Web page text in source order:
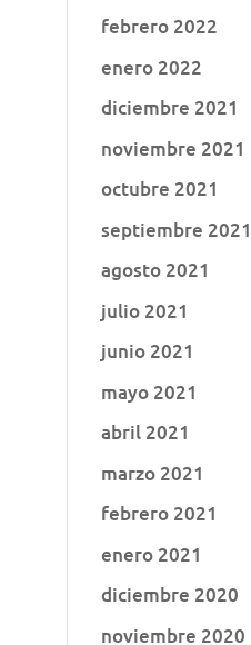
febrero 2022
enero 2022
diciembre 2021
noviembre 2021
octubre 2021
septiembre 2021
agosto 2021
julio 2021
junio 2021
mayo 2021
abril 2021
marzo 2021
febrero 2021
enero 2021
diciembre 2020
noviembre 2020